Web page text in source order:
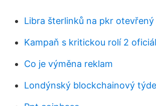
Libra šterlinků na pkr
Kampaň s kritickou rolí 2
Co je výměna reklam
Londýnský blockchainový